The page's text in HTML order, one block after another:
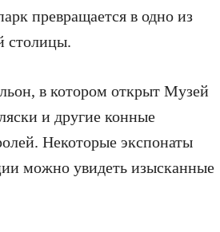
превращается в одно из
столицы.
в котором открыт Музей
и другие конные
Некоторые экспонаты
можно увидеть изысканные